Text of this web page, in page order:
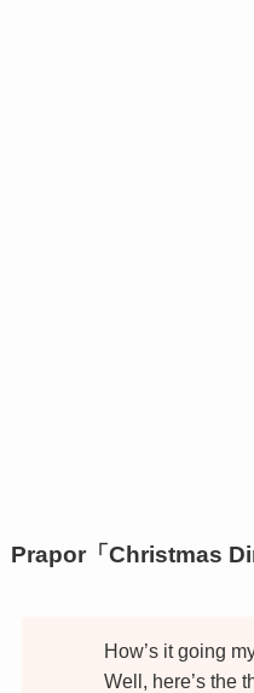
Prapor「Christmas
How’s it going
Well, here’s the